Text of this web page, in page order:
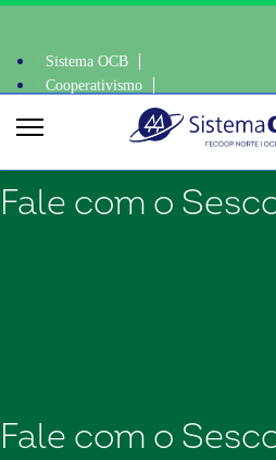
Sistema OCB
Cooperativismo
Fale com o
Fale com o